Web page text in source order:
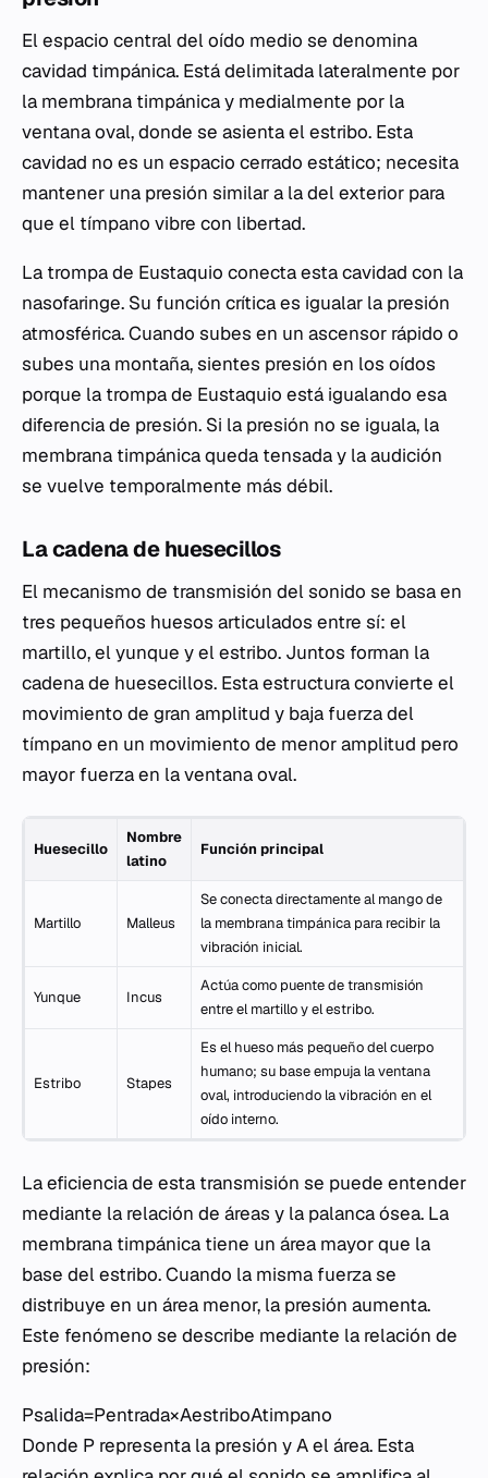
El espacio central del oído medio se denomina
cavidad timpánica. Está delimitada lateralmente por
la membrana timpánica y medialmente por la
ventana oval, donde se asienta el estribo. Esta
cavidad no es un espacio cerrado estático; necesita
mantener una presión similar a la del exterior para
que el tímpano vibre con libertad.
La trompa de Eustaquio conecta esta cavidad con la
nasofaringe. Su función crítica es igualar la presión
atmosférica. Cuando subes en un ascensor rápido o
subes una montaña, sientes presión en los oídos
porque la trompa de Eustaquio está igualando esa
diferencia de presión. Si la presión no se iguala, la
membrana timpánica queda tensada y la audición
se vuelve temporalmente más débil.
La cadena de huesecillos
El mecanismo de transmisión del sonido se basa en
tres pequeños huesos articulados entre sí: el
martillo, el yunque y el estribo. Juntos forman la
cadena de huesecillos. Esta estructura convierte el
movimiento de gran amplitud y baja fuerza del
tímpano en un movimiento de menor amplitud pero
mayor fuerza en la ventana oval.
Huesecillo
Nombre
latino
Función principal
Martillo Malleus
Se conecta directamente al mango de
la membrana timpánica para recibir la
vibración inicial.
Yunque Incus
Actúa como puente de transmisión
entre el martillo y el estribo.
Estribo Stapes
Es el hueso más pequeño del cuerpo
humano; su base empuja la ventana
oval, introduciendo la vibración en el
oído interno.
La eficiencia de esta transmisión se puede entender
mediante la relación de áreas y la palanca ósea. La
membrana timpánica tiene un área mayor que la
base del estribo. Cuando la misma fuerza se
distribuye en un área menor, la presión aumenta.
Este fenómeno se describe mediante la relación de
presión:
Psalida​=Pentrada​×Aestribo​Atimpano​​
Donde P representa la presión yAel área. Esta